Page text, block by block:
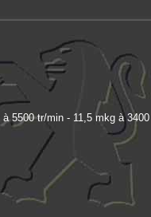
5500 tr/min - 11,5 mkg à